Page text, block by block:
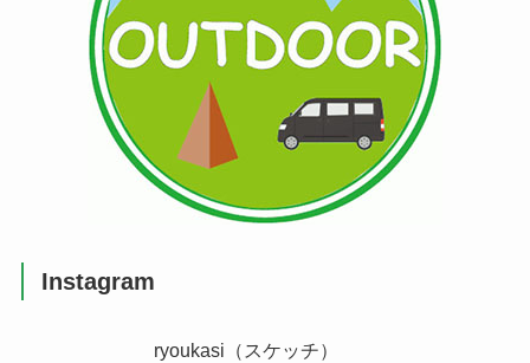
Instagram
ryoukasi（スケッチ）